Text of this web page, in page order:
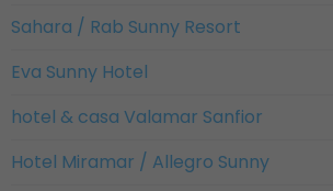
Sahara / Rab Sunny Resort
Eva Sunny Hotel
hotel & casa Valamar Sanfior
Hotel Miramar / Allegro Sunny